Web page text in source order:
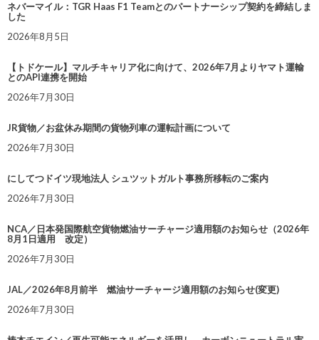
ネバーマイル：TGR Haas F1 Teamとのパートナーシップ契約を締結しま
した
2026年8月5日
【トドケール】マルチキャリア化に向けて、2026年7月よりヤマト運輸
とのAPI連携を開始
2026年7月30日
JR貨物／お盆休み期間の貨物列車の運転計画について
2026年7月30日
にしてつドイツ現地法人 シュツットガルト事務所移転のご案内
2026年7月30日
NCA／日本発国際航空貨物燃油サーチャージ適用額のお知らせ（2026年
8月1日適用 改定）
2026年7月30日
JAL／2026年8月前半 燃油サーチャージ適用額のお知らせ(変更)
2026年7月30日